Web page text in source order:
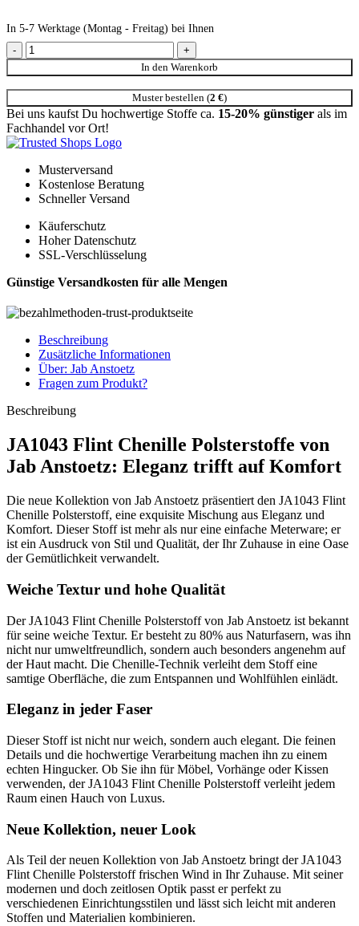
In 5-7 Werktage (Montag - Freitag) bei Ihnen
JA1043-021 Flint Jab Anstötz Chenille Polsterstoffe braun Menge
In den Warenkorb
Muster bestellen (2 €)
Bei uns kaufst Du hochwertige Stoffe ca. 15-20% günstiger als im
Fachhandel vor Ort!
Musterversand
Kostenlose Beratung
Schneller Versand
Käuferschutz
Hoher Datenschutz
SSL-Verschlüsselung
Günstige Versandkosten für alle Mengen
Beschreibung
Zusätzliche Informationen
Über: Jab Anstoetz
Fragen zum Produkt?
Beschreibung
JA1043 Flint Chenille Polsterstoffe von
Jab Anstoetz: Eleganz trifft auf Komfort
Die neue Kollektion von Jab Anstoetz präsentiert den JA1043 Flint
Chenille Polsterstoff, eine exquisite Mischung aus Eleganz und
Komfort. Dieser Stoff ist mehr als nur eine einfache Meterware; er
ist ein Ausdruck von Stil und Qualität, der Ihr Zuhause in eine Oase
der Gemütlichkeit verwandelt.
Weiche Textur und hohe Qualität
Der JA1043 Flint Chenille Polsterstoff von Jab Anstoetz ist bekannt
für seine weiche Textur. Er besteht zu 80% aus Naturfasern, was ihn
nicht nur umweltfreundlich, sondern auch besonders angenehm auf
der Haut macht. Die Chenille-Technik verleiht dem Stoff eine
samtige Oberfläche, die zum Entspannen und Wohlfühlen einlädt.
Eleganz in jeder Faser
Dieser Stoff ist nicht nur weich, sondern auch elegant. Die feinen
Details und die hochwertige Verarbeitung machen ihn zu einem
echten Hingucker. Ob Sie ihn für Möbel, Vorhänge oder Kissen
verwenden, der JA1043 Flint Chenille Polsterstoff verleiht jedem
Raum einen Hauch von Luxus.
Neue Kollektion, neuer Look
Als Teil der neuen Kollektion von Jab Anstoetz bringt der JA1043
Flint Chenille Polsterstoff frischen Wind in Ihr Zuhause. Mit seiner
modernen und doch zeitlosen Optik passt er perfekt zu
verschiedenen Einrichtungsstilen und lässt sich leicht mit anderen
Stoffen und Materialien kombinieren.